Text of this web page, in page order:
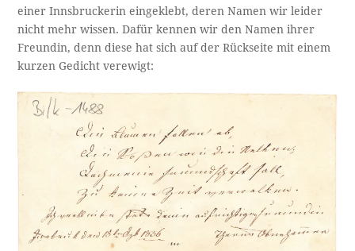
einer Innsbruckerin eingeklebt, deren Namen wir leider
nicht mehr wissen. Dafür kennen wir den Namen ihrer
Freundin, denn diese hat sich auf der Rückseite mit einem
kurzen Gedicht verewigt: